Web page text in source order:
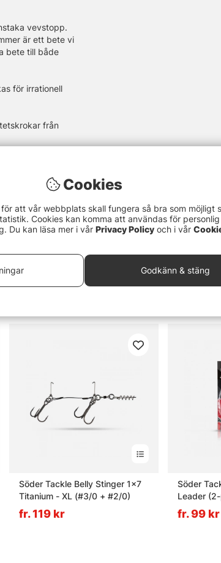
vevstopp.
är ett bete vi
bete till både
för irrationell
från
Söder Tackle Belly Stinger 1x7
Titanium - XL (#3/0 + #2/0)
fr. 119 kr
Söder
Leader
fr. 99 kr
Cookies
att vår webbplats skall fungera så bra som möjligt
Cookies kan komma att användas för
Du kan läsa mer i vår Privacy Policy och i vår
Godkänn & stäng